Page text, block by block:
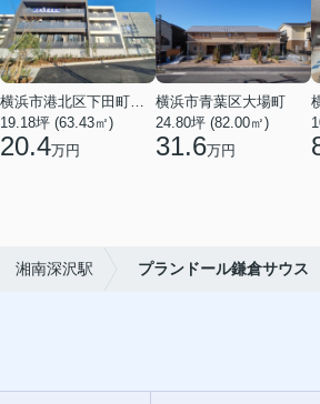
19.18坪 (63.43㎡)
20.4万円
横浜市青葉区大場町
24.80坪 (82.00㎡)
31.6万円
湘南深沢駅 プランドール鎌倉サウス